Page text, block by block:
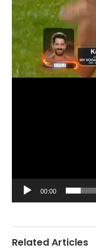
00:00
Related Articles